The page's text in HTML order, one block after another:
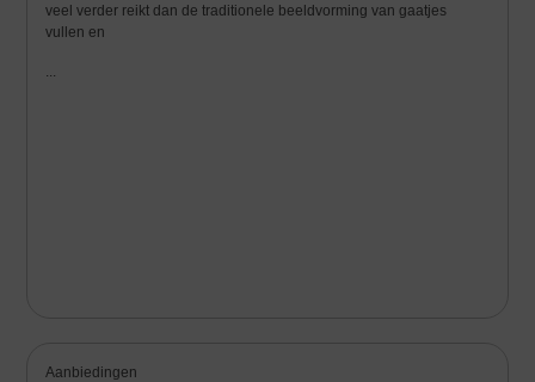
veel verder reikt dan de traditionele beeldvorming van gaatjes
vullen en
...
Aanbiedingen